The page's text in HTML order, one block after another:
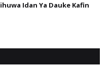
Idan Ya Dauke Kafin